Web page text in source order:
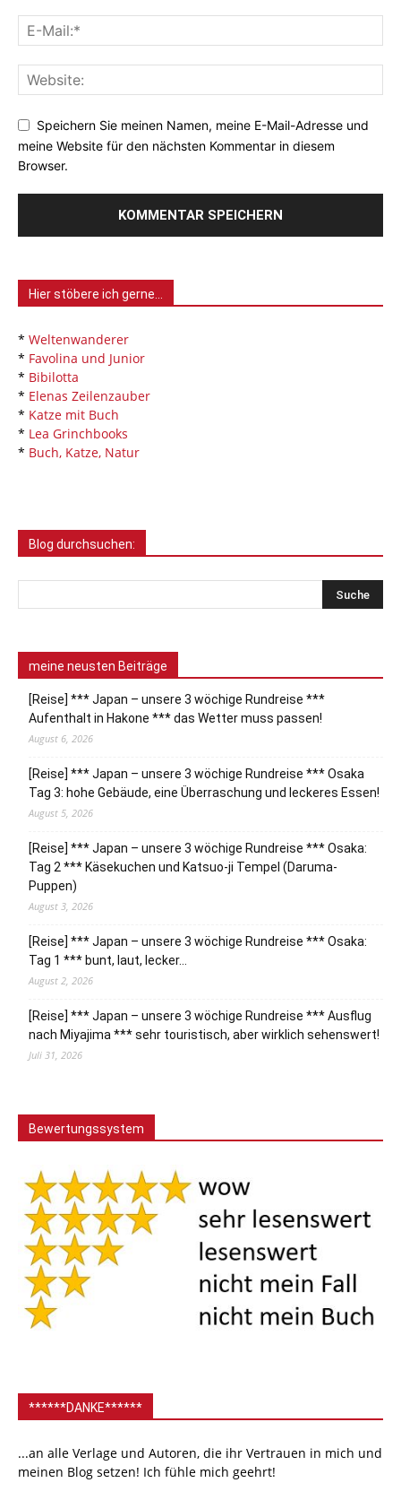
Speichern Sie meinen Namen, meine E-Mail-Adresse und
meine Website für den nächsten Kommentar in diesem
Browser.
Hier stöbere ich gerne…
* Weltenwanderer
* Favolina und Junior
* Bibilotta
* Elenas Zeilenzauber
* Katze mit Buch
* Lea Grinchbooks
* Buch, Katze, Natur
Blog durchsuchen:
meine neusten Beiträge
[Reise] *** Japan – unsere 3 wöchige Rundreise ***
Aufenthalt in Hakone *** das Wetter muss passen!
August 6, 2026
[Reise] *** Japan – unsere 3 wöchige Rundreise *** Osaka
Tag 3: hohe Gebäude, eine Überraschung und leckeres Essen!
August 5, 2026
[Reise] *** Japan – unsere 3 wöchige Rundreise *** Osaka:
Tag 2 *** Käsekuchen und Katsuo-ji Tempel (Daruma-
Puppen)
August 3, 2026
[Reise] *** Japan – unsere 3 wöchige Rundreise *** Osaka:
Tag 1 *** bunt, laut, lecker…
August 2, 2026
[Reise] *** Japan – unsere 3 wöchige Rundreise *** Ausflug
nach Miyajima *** sehr touristisch, aber wirklich sehenswert!
Juli 31, 2026
Bewertungssystem
******DANKE******
...an alle Verlage und Autoren, die ihr Vertrauen in mich und
meinen Blog setzen! Ich fühle mich geehrt!